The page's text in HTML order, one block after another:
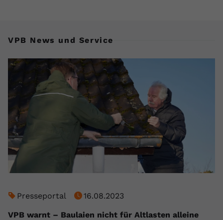
VPB News und Service
Presseportal
16.08.2023
VPB warnt – Baulaien nicht für Altlasten alleine